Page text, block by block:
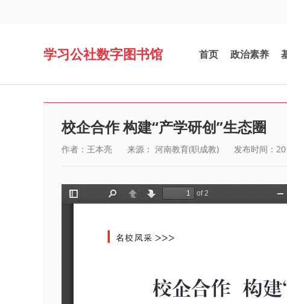
学习公社数字图书馆 首页 政治素养
校企合作 构建“产学研创”生态圈
作者：王本亮 来源： 河南教育(职成教) 发布时间：